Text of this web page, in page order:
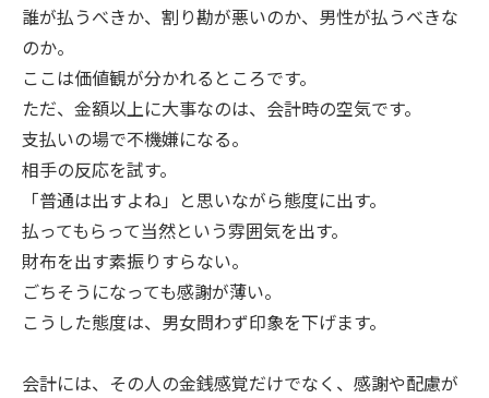
誰が払うべきか、割り勘が悪いのか、男性が払うべきな
のか。
ここは価値観が分かれるところです。
ただ、金額以上に大事なのは、会計時の空気です。
支払いの場で不機嫌になる。
相手の反応を試す。
「普通は出すよね」と思いながら態度に出す。
払ってもらって当然という雰囲気を出す。
財布を出す素振りすらない。
ごちそうになっても感謝が薄い。
こうした態度は、男女問わず印象を下げます。
会計には、その人の金銭感覚だけでなく、感謝や配慮が